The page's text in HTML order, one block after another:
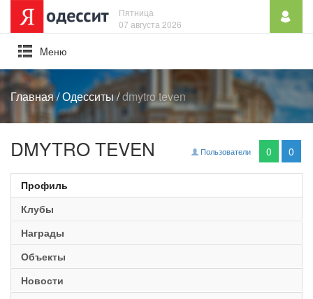
Пятница
07 августа 2026
Mеню
Главная/Одесситы/dmytro teven
Пользователи 0 0
DMYTRO TEVEN
Профиль
Клубы
Награды
Объекты
Новости